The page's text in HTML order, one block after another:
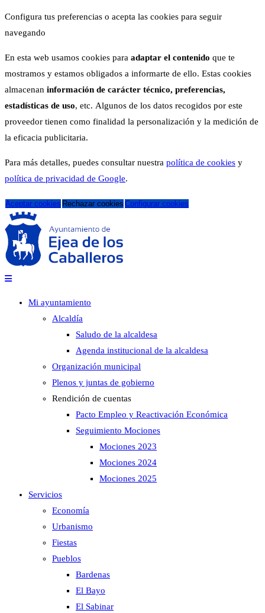
Configura tus preferencias o acepta las cookies para seguir
navegando
En esta web usamos cookies para adaptar el contenido que te
mostramos y estamos obligados a informarte de ello. Estas cookies
almacenan información de carácter técnico, preferencias,
estadísticas de uso, etc. Algunos de los datos recogidos por este
proveedor tienen como finalidad la personalización y la medición de
la eficacia publicitaria.
Para más detalles, puedes consultar nuestra política de cookies y
política de privacidad de Google.
Aceptar cookies Rechazar cookies Configurar cookies
Mi ayuntamiento
Alcaldía
Saludo de la alcaldesa
Agenda institucional de la alcaldesa
Organización municipal
Plenos y juntas de gobierno
Rendición de cuentas
Pacto Empleo y Reactivación Económica
Seguimiento Mociones
Mociones 2023
Mociones 2024
Mociones 2025
Servicios
Economía
Urbanismo
Fiestas
Pueblos
Bardenas
El Bayo
El Sabinar